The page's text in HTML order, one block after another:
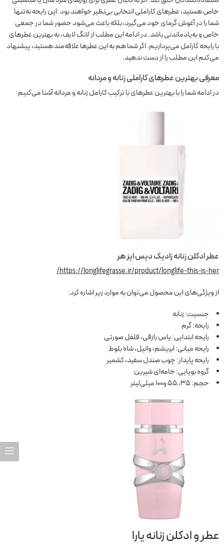
خاص هستید، عطرهای کاراملی انتخابی بی‌نظیر خواهند بود. این رایحه نه‌تنها
شما را در آغوش گرمای خود می‌گیرد، بلکه باعث می‌شود حضور شما در جمعی
خاص و به‌یادماندنی باشد. در ادامه این مطلب از لانگ لایف، به بهترین عطرهای
با رایحه کارامل می‌پردازیم. اگر شما هم به این عطرها علاقه‌مند هستید، پیشنهاد
می‌کنم این مطلب را از دست ندهید.
معرفی بهترین عطرهای کاراملی زنانه و مردانه
در ادامه شما را با بهترین عطرهای با ترکیب کارامل زنانه و مردانه آشنا می‌کنیم:
عطر ادکلن زنانه زادیک دیس ایز هر
https://longlifegrasse.ir/product/longlife-this-is-her/
از ویژگی‌های این محصول می‌توان به موارد زیر اشاره کرد:
جنسیت: زنانه
رایحه: گرم
رایحه ابتدایی: یاس رازقی، فلفل صورتی
رایحه میانی: ابریشم، وانیل، شاه بلوط
رایحه پایدار: چوب صندل سفید، کشمیر
گروه بویایی: خامه‌ای شیرین
حجم: 35، 55 و100 میلی‌لیتر
عطر و ادکلن زنانه یارا